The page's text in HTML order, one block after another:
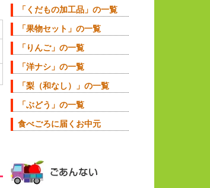
「くだもの加工品」の一覧
「果物セット」の一覧
「りんご」の一覧
「洋ナシ」の一覧
「梨（和なし）」の一覧
「ぶどう」の一覧
食べごろに届くお中元